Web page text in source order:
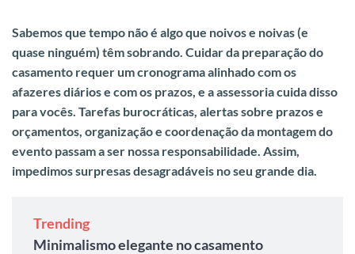
Sabemos que tempo não é algo que noivos e noivas (e
quase ninguém) têm sobrando. Cuidar da preparação do
casamento requer um cronograma alinhado com os
afazeres diários e com os prazos, e a assessoria cuida disso
para vocês. Tarefas burocráticas, alertas sobre prazos e
orçamentos, organização e coordenação da montagem do
evento passam a ser nossa responsabilidade. Assim,
impedimos surpresas desagradáveis no seu grande dia.
Trending
Minimalismo elegante no casamento